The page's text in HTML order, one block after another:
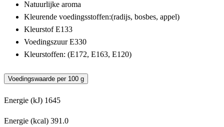
Natuurlijke aroma
Kleurende voedingsstoffen:(radijs, bosbes, appel)
Kleurstof E133
Voedingszuur E330
Kleurstoffen: (E172, E163, E120)
Voedingswaarde per 100 g
Energie (kJ) 1645
Energie (kcal) 391.0